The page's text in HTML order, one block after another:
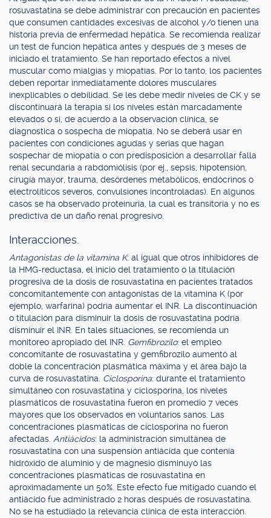
rosuvastatina se debe administrar con precaución en pacientes
que consumen cantidades excesivas de alcohol y/o tienen una
historia previa de enfermedad hepática. Se recomienda realizar
un test de función hepática antes y después de 3 meses de
iniciado el tratamiento. Se han reportado efectos a nivel
muscular como mialgias y miopatías. Por lo tanto, los pacientes
deben reportar inmediatamente dolores musculares
inexplicables o debilidad. Se les debe medir niveles de CK y se
discontinuará la terapia si los niveles están marcadamente
elevados o si, de acuerdo a la observación clínica, se
diagnostica o sospecha de miopatía. No se deberá usar en
pacientes con condiciones agudas y serias que hagan
sospechar de miopatía o con predisposición a desarrollar falla
renal secundaria a rabdomiólisis (por ej., sepsis, hipotensión,
cirugía mayor, trauma, desórdenes metabólicos, endócrinos o
electrolíticos severos, convulsiones incontroladas). En algunos
casos se ha observado proteinuria, la cual es transitoria y no es
predictiva de un daño renal progresivo.
Interacciones.
Antagonistas de la vitamina K: al igual que otros inhibidores de
la HMG-reductasa, el inicio del tratamiento o la titulación
progresiva de la dosis de rosuvastatina en pacientes tratados
concomitantemente con antagonistas de la vitamina K (por
ejemplo, warfarina) podría aumentar el INR. La discontinuación
o titulación para disminuir la dosis de rosuvastatina podría
disminuir el INR. En tales situaciones, se recomienda un
monitoreo apropiado del INR. Gemfibrozilo: el empleo
concomitante de rosuvastatina y gemfibrozilo aumentó al
doble la concentración plasmática máxima y el área bajo la
curva de rosuvastatina. Ciclosporina: durante el tratamiento
simultáneo con rosuvastatina y ciclosporina, los niveles
plasmáticos de rosuvastatina fueron en promedio 7 veces
mayores que los observados en voluntarios sanos. Las
concentraciones plasmáticas de ciclosporina no fueron
afectadas. Antiácidos: la administración simultánea de
rosuvastatina con una suspensión antiácida que contenía
hidróxido de aluminio y de magnesio disminuyó las
concentraciones plasmáticas de rosuvastatina en
aproximadamente un 50%. Este efecto fue mitigado cuando el
antiácido fue administrado 2 horas después de rosuvastatina.
No se ha estudiado la relevancia clínica de esta interacción.